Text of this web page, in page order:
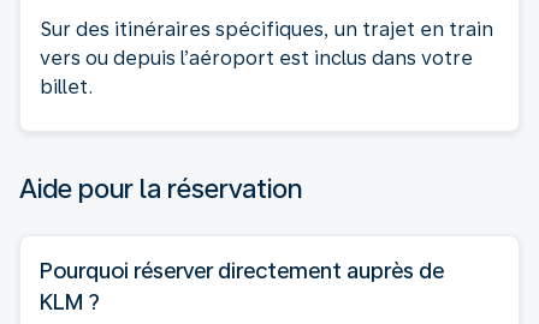
Sur des itinéraires spécifiques, un trajet en train
vers ou depuis l’aéroport est inclus dans votre
billet.
Aide pour la réservation
Pourquoi réserver directement auprès de
KLM ?